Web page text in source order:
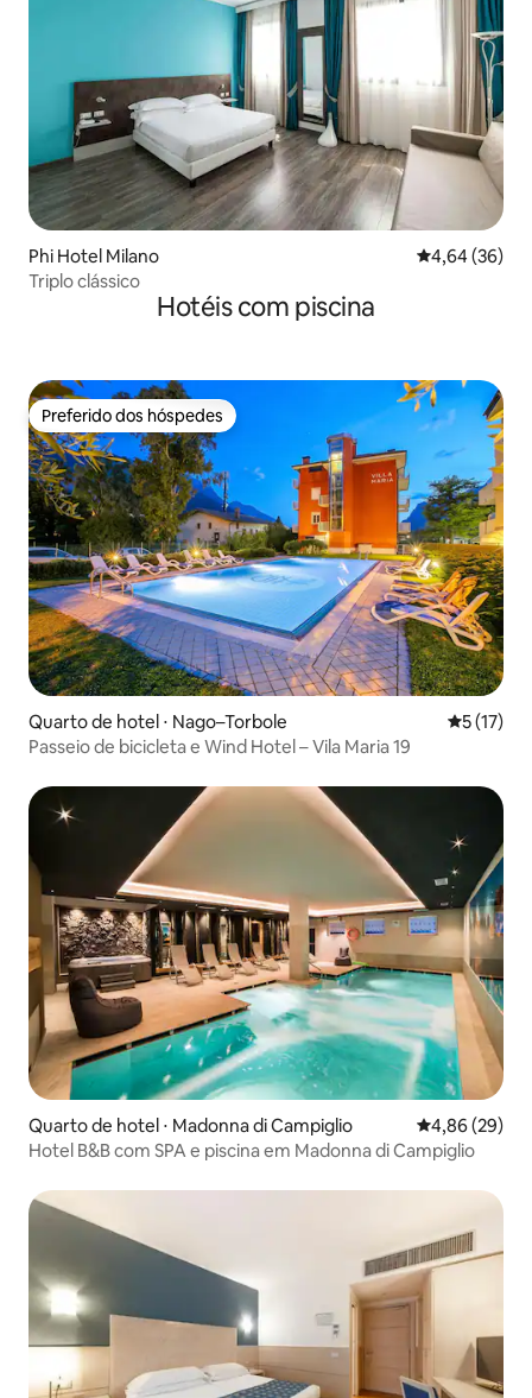
Phi Hotel Milano 4,64 de uma
4,64 (36)
Triplo clássico
Hotéis com piscina
Preferido dos hóspedes
Preferido dos hóspedes
Quarto de hotel ⋅ Nago–Torbole 5 de uma
5 (17)
Passeio de bicicleta e Wind Hotel – Vila Maria 19
Quarto de hotel ⋅ Madonna di Campiglio 4,86 de uma
4,86 (29)
Hotel B&B com SPA e piscina em Madonna di Campiglio